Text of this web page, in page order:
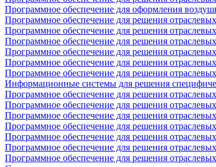
Программное обеспечение для оформления
Программное обеспечение для решения отраслевых
Программное обеспечение для решения отраслевых
Программное обеспечение для решения
Программное обеспечение для решения
Программное обеспечение для решения
Программное обеспечение для решения
Информационные системы для решения
Программное обеспечение для решения
Программное обеспечение для решения
Программное обеспечение для решения
Программное обеспечение для решения
Программное обеспечение для решения
Программное обеспечение для решения
Программное обеспечение для решения